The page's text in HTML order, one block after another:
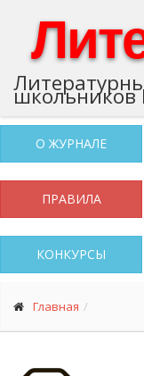
школьников
О ЖУРНАЛЕ
ПРАВИЛА
КОНКУРСЫ
Главная